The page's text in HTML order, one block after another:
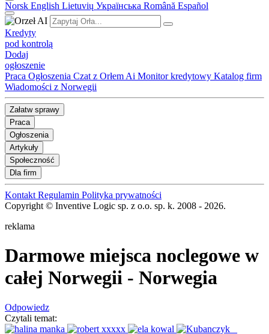
Norsk English Lietuvių Українська Română Español
Kredyty
pod kontrolą
Dodaj
ogłoszenie
Praca Ogłoszenia Czat z Orłem Ai Monitor kredytowy Katalog firm
Wiadomości z Norwegii
Załatw sprawy
Praca
Ogłoszenia
Artykuły
Społeczność
Dla firm
Kontakt Regulamin Polityka prywatności
Copyright © Inventive Logic sp. z o.o. sp. k. 2008 - 2026.
reklama
Darmowe miejsca noclegowe w
całej Norwegii - Norwegia
Odpowiedz
Czytali temat: